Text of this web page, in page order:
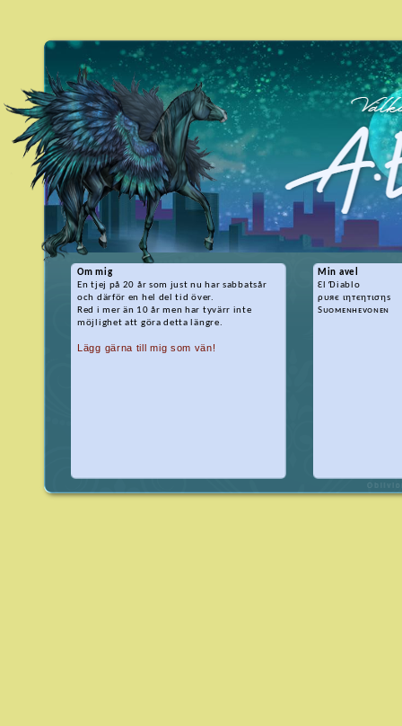
Om mig
En tjej på 20 år som just nu har sabbatsår
och därför en hel del tid över.
Red i mer än 10 år men har tyvärr inte
möjlighet att göra detta längre.
Lägg gärna till mig som vän!
Min avel
Ɛl Ɗiablo
ρυяє ιηтєηтισηѕ
Sᴜᴏᴍᴇɴʜᴇᴠᴏɴᴇɴ